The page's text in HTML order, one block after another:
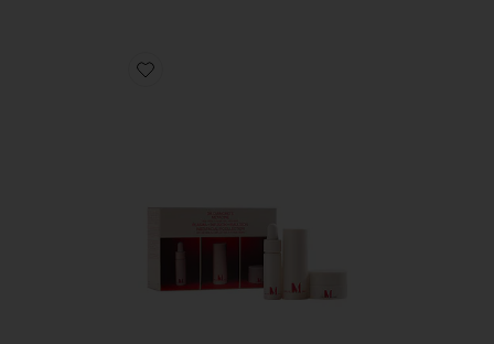
Favorite CONJUNTO DE CUIDADOS COM A PELE